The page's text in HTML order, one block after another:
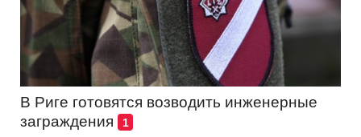
В Риге готовятся возводить инженерные
заграждения
1